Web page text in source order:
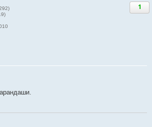
сообщение
1